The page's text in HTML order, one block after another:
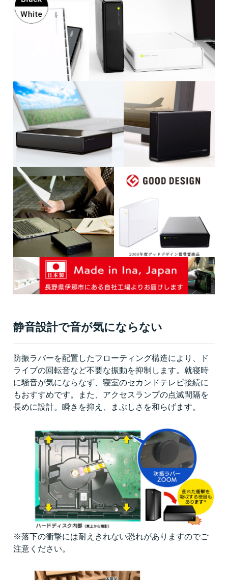
静音設計で音が気にならない
防振ラバーを配置したフローティング構造により、ド
ライブの回転音など不要な振動を抑制します。就寝時
に騒音が気にならなず、寝室のセカンドテレビ接続に
もおすすめです。また、アクセスランプの点滅間隔を
長めに設計。瞬きを抑え、まぶしさを和らげます。
※落下の衝撃には耐えきれない恐れがありますのでご
注意ください。